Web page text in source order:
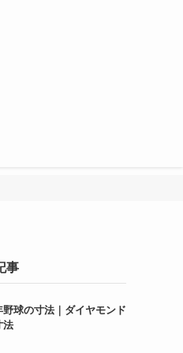
事
野球の寸法｜ダイヤモンド
法